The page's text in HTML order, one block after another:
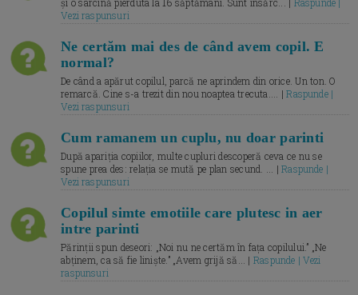
și o sarcină pierduta la 16 săptămâni. Sunt însărc... | Raspunde |
Vezi raspunsuri
Ne certăm mai des de când avem copil. E
normal?
De când a apărut copilul, parcă ne aprindem din orice. Un ton. O
remarcă. Cine s-a trezit din nou noaptea trecuta.... |Raspunde |
Vezi raspunsuri
Cum ramanem un cuplu, nu doar parinti
După apariția copiilor, multe cupluri descoperă ceva ce nu se
spune prea des: relația se mută pe plan secund. ... |Raspunde |
Vezi raspunsuri
Copilul simte emotiile care plutesc in aer
intre parinti
Părinții spun deseori: „Noi nu ne certăm în fața copilului.” „Ne
abținem, ca să fie liniște.” „Avem grijă să... | Raspunde | Vezi
raspunsuri